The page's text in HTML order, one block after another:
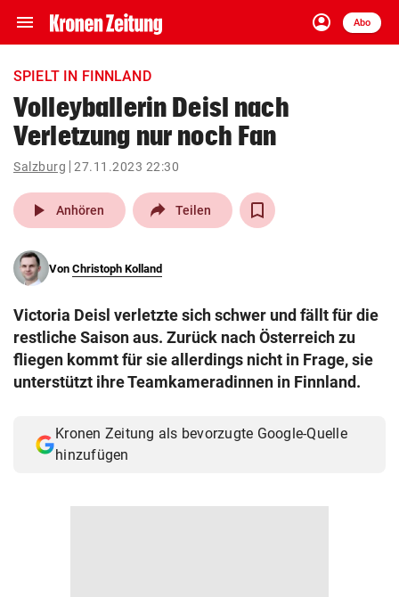
menu Navigation
ein-/ausklappen
account_circle
Anmelden
Abo
close Schließen
account_circle Anmelden
arrow_right
pin_drop
Wien arrow_right
search
eingeben
Muthgasse 2, 1190 Wien
SPIELT IN FINNLAND
Volleyballerin Deisl nach
Verletzung nur noch Fan
Salzburg 27.11.2023 22:30
play_arrow Anhören Teilen
Von Christoph Kolland
Victoria Deisl verletzte sich schwer und fällt für die
restliche Saison aus. Zurück nach Österreich zu
fliegen kommt für sie allerdings nicht in Frage, sie
unterstützt ihre Teamkameradinnen in Finnland.
Kronen Zeitung als bevorzugte Google-Quelle
hinzufügen